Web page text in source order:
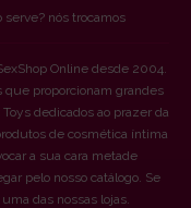
serve? nós trocamos
Online desde 2004.
que proporcionam grandes
dedicados ao prazer da
de cosmética íntima
a sua cara metade
pelo nosso catálogo. Se
das nossas lojas.